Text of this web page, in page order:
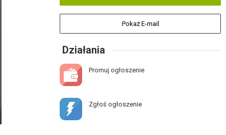
Pokaż E-mail
Działania
Promuj ogłoszenie
Zgłoś ogłoszenie